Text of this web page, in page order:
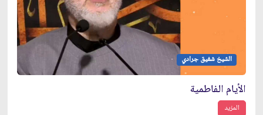
الشيخ شفيق جرادي
الأيام الفاطمية
المزيد